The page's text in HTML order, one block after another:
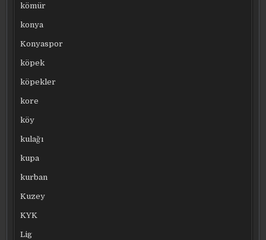
kömür
konya
Konyaspor
köpek
köpekler
kore
köy
kulağı
kupa
kurban
Kuzey
KYK
Lig